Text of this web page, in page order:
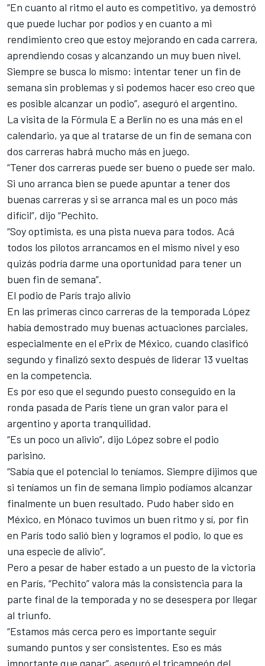
“En cuanto al ritmo el auto es competitivo, ya demostró
que puede luchar por podios y en cuanto a mi
rendimiento creo que estoy mejorando en cada carrera,
aprendiendo cosas y alcanzando un muy buen nivel.
Siempre se busca lo mismo: intentar tener un fin de
semana sin problemas y si podemos hacer eso creo que
es posible alcanzar un podio”, aseguró el argentino.
La visita de la Fórmula E a Berlín no es una más en el
calendario, ya que al tratarse de un fin de semana con
dos carreras habrá mucho más en juego.
“Tener dos carreras puede ser bueno o puede ser malo.
Si uno arranca bien se puede apuntar a tener dos
buenas carreras y si se arranca mal es un poco más
difícil”, dijo “Pechito.
“Soy optimista, es una pista nueva para todos. Acá
todos los pilotos arrancamos en el mismo nivel y eso
quizás podría darme una oportunidad para tener un
buen fin de semana”.
El podio de París trajo alivio
En las primeras cinco carreras de la temporada López
había demostrado muy buenas actuaciones parciales,
especialmente en el ePrix de México, cuando clasificó
segundo y finalizó sexto después de liderar 13 vueltas
en la competencia.
Es por eso que el segundo puesto conseguido en la
ronda pasada de París tiene un gran valor para el
argentino y aporta tranquilidad.
“Es un poco un alivio”, dijo López sobre el podio
parisino.
“Sabía que el potencial lo teníamos. Siempre dijimos que
si teníamos un fin de semana limpio podíamos alcanzar
finalmente un buen resultado. Pudo haber sido en
México, en Mónaco tuvimos un buen ritmo y sí, por fin
en París todo salió bien y logramos el podio, lo que es
una especie de alivio”.
Pero a pesar de haber estado a un puesto de la victoria
en París, “Pechito” valora más la consistencia para la
parte final de la temporada y no se desespera por llegar
al triunfo.
“Estamos más cerca pero es importante seguir
sumando puntos y ser consistentes. Eso es más
importante que ganar”, aseguró el tricampeón del